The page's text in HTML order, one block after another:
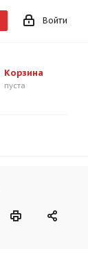
Войти
Корзина
пуста